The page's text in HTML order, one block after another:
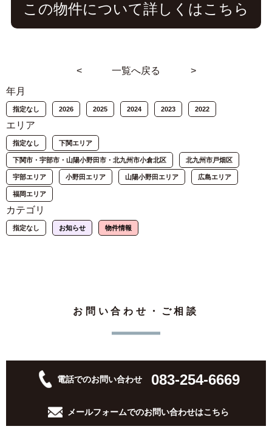
この物件について詳しくはこちら
< 一覧へ戻る
>
年月
指定なし 2026 2025 2024 2023 2022
エリア
指定なし 下関エリア
下関市・宇部市・山陽小野田市・北九州市小倉北区 北九州市戸畑区
宇部エリア 小野田エリア 山陽小野田エリア 広島エリア
福岡エリア
カテゴリ
指定なし お知らせ 物件情報
お問い合わせ・ご相談
電話でのお問い合わせ 083-254-6669
メールフォームでのお問い合わせはこちら